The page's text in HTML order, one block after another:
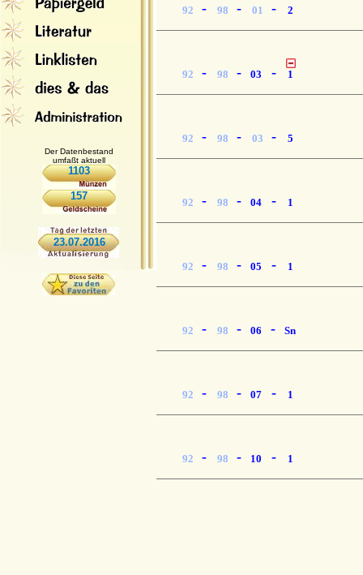
Der Datenbestand
umfaßt aktuell
1103
157
23.07.2016
92 - 98 - 01 - 2
92 - 98 - 03 - 1
92 - 98 - 03 - 5
92 - 98 - 04 - 1
92 - 98 - 05 - 1
92 - 98 - 06 - Sn
92 - 98 - 07 - 1
92 - 98 - 10 - 1